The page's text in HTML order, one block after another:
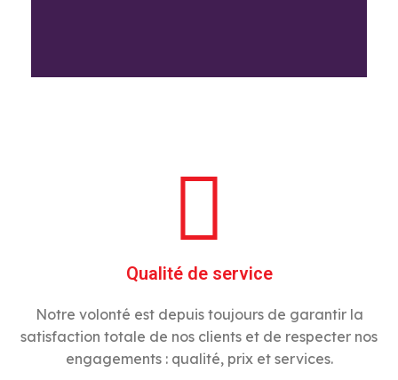
Qualité de service
Notre volonté est depuis toujours de garantir la
satisfaction totale de nos clients et de respecter nos
engagements : qualité, prix et services.